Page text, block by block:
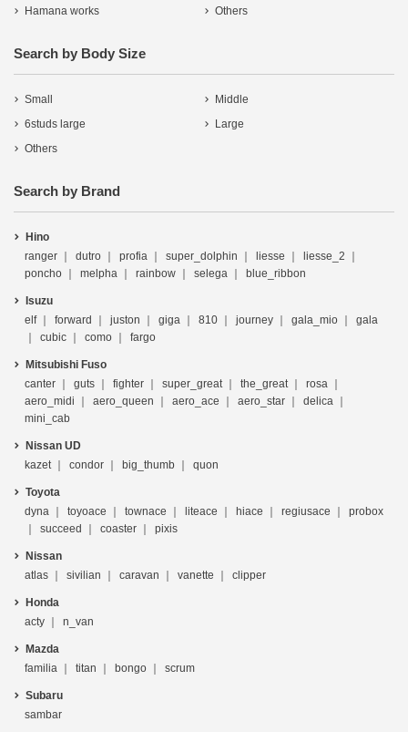
Hamana works
Others
Search by Body Size
Small
Middle
6studs large
Large
Others
Search by Brand
Hino
ranger
dutro profia super_dolphin liesse
liesse_2
poncho
melpha rainbow selega blue_ribbon
Isuzu
elf
forward juston giga 810 journey gala_mio
gala
cubic
como fargo
Mitsubishi Fuso
canter
guts fighter super_great the_great
rosa
aero_midi
aero_queen aero_ace aero_star
delica
mini_cab
Nissan UD
kazet
condor big_thumb quon
Toyota
dyna
toyoace townace liteace hiace regiusace
probox
succeed
coaster pixis
Nissan
atlas
sivilian caravan vanette clipper
Honda
acty
n_van
Mazda
familia
titan bongo scrum
Subaru
sambar